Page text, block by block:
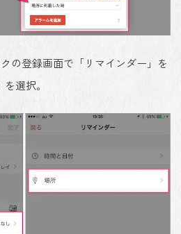
の登録画面で「リマインダー」を
選択。